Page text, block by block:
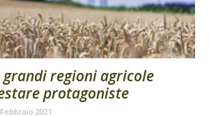
grandi regioni agricole
protagoniste
2021